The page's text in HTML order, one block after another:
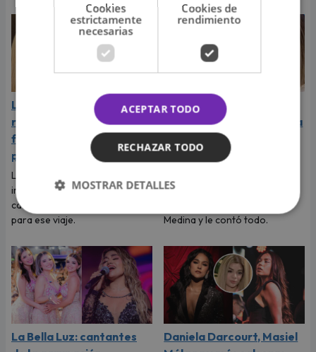
La Joaqui sorprende al
revelar la inesperada
forma en que Luck Ra
puso fin a su romance
La cantante reveló que llegó a
imaginar su boda, pero el
cantante tenía otros planes
para ese viaje.
Naldy Saldaña rompió en
llanto durante entrevista
con Magaly Medina y
exigió justicia
musical de La Bella Luz, Naldy
Medina y le contó todo.
La Bella Luz: cantantes
Daniela Darcourt, Masiel
Cookies
estrictamente
necesarias
Cookies de
rendimiento
ACEPTAR TODO
RECHAZAR TODO
MOSTRAR DETALLES